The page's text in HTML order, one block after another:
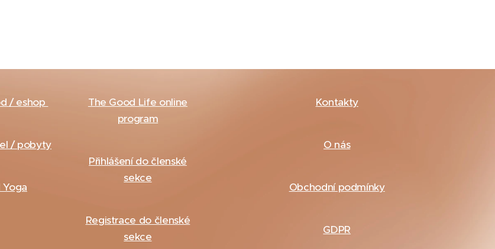
/ eshop
/ pobyty
The Good Life online
program
Přihlášení do členské
sekce
Registrace do členské
sekce
Kontakty
O nás
Obchodní podmínky
GDPR